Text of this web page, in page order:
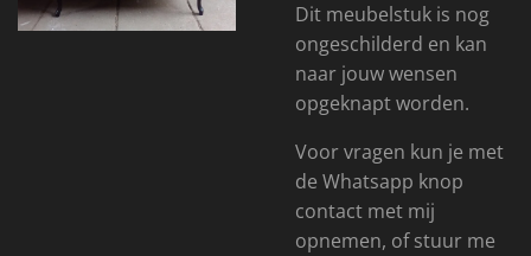
Dit meubelstuk is nog
ongeschilderd en kan
naar jouw wensen
opgeknapt worden.
Voor vragen kun je met
de Whatsapp knop
contact met mij
opnemen, of stuur me